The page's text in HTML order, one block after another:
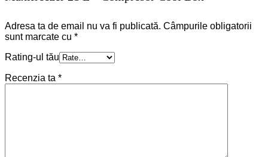
Adresa ta de email nu va fi publicată. Câmpurile obligatorii
sunt marcate cu *
Rating-ul tău
Recenzia ta *